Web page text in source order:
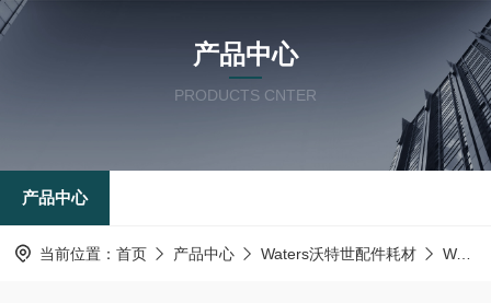
产品中心
PRODUCTS CNTER
产品中心
当前位置： 首页 产品中心 Waters沃特世配件耗材 Waters液相配件